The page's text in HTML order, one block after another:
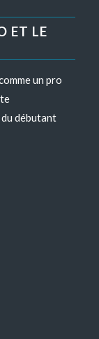
ET LE
un pro
débutant